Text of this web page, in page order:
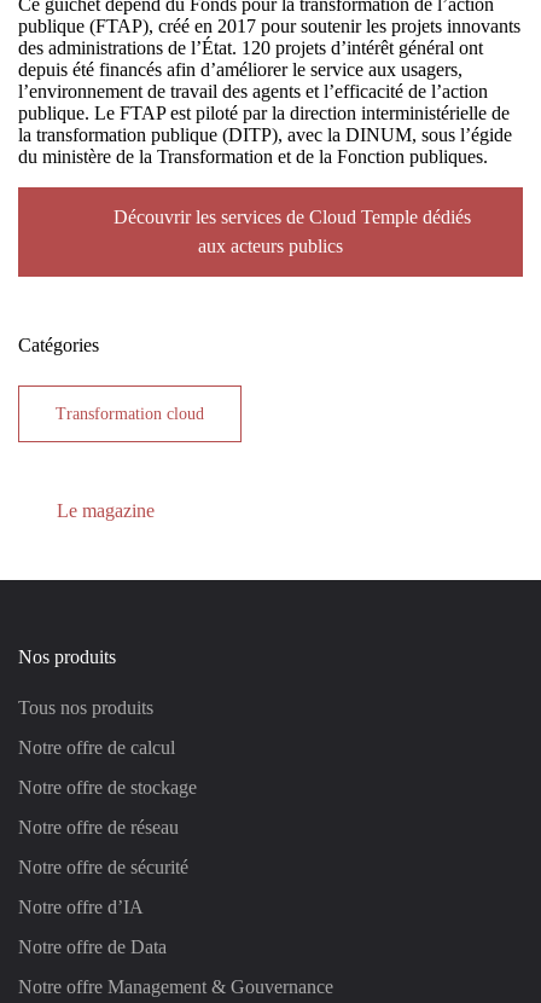
Ce guichet dépend du Fonds pour la transformation de l’action
publique (FTAP), créé en 2017 pour soutenir les projets innovants
des administrations de l’État. 120 projets d’intérêt général ont
depuis été financés afin d’améliorer le service aux usagers,
l’environnement de travail des agents et l’efficacité de l’action
publique. Le FTAP est piloté par la direction interministérielle de
la transformation publique (DITP), avec la DINUM, sous l’égide
du ministère de la Transformation et de la Fonction publiques.
Découvrir les services de Cloud Temple dédiés
aux acteurs publics
Catégories
Transformation cloud
Le magazine
Nos produits
Tous nos produits
Notre offre de calcul
Notre offre de stockage
Notre offre de réseau
Notre offre de sécurité
Notre offre d’IA
Notre offre de Data
Notre offre Management & Gouvernance